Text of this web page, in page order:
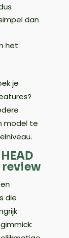
dan
het
je
model te
review
die